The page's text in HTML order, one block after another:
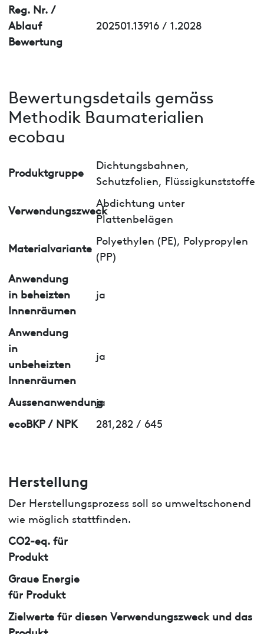
Reg. Nr. /
Ablauf
Bewertung
202501.13916 / 1.2028
Bewertungsdetails gemäss
Methodik Baumaterialien
ecobau
Produktgruppe
Dichtungsbahnen,
Schutzfolien, Flüssigkunststoffe
Verwendungszweck
Abdichtung unter
Plattenbelägen
Materialvariante
Polyethylen (PE), Polypropylen
(PP)
Anwendung
in beheizten
Innenräumen
ja
Anwendung
in
unbeheizten
Innenräumen
ja
Aussenanwendung
ja
ecoBKP / NPK
281,282 / 645
Herstellung
Der Herstellungsprozess soll so umweltschonend
wie möglich stattfinden.
CO2-eq. für
Produkt
Graue Energie
für Produkt
Zielwerte für diesen Verwendungszweck und das